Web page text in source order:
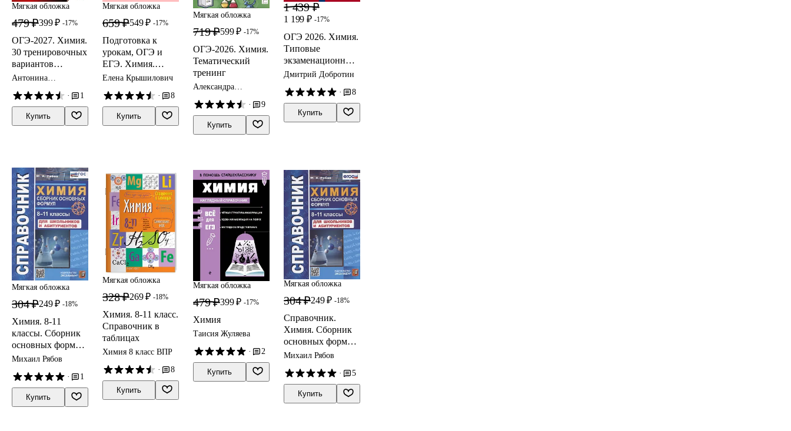
Мягкая обложка
479 ₽399 ₽ -17%
ОГЭ-2027. Химия.
30 тренировочных
вариантов
экзаменационных
подготовки к
основному
государственному
Антонина
Купцова
· 1
Купить
Мягкая обложка
659 ₽549 ₽ -17%
Подготовка к
урокам, ОГЭ и
ЕГЭ. Химия.
Наглядный
Елена Крышилович
·
8
Купить
Мягкая обложка
719 ₽599 ₽ -17%
ОГЭ-2026. Химия.
Тематический
тренинг
Александра
Доронькин,
Валентина
Февралева
· 9
Купить
1 439 ₽
1 199 ₽ -17%
ОГЭ 2026. Химия.
Типовые
экзаменационные
варианты. 30
Дмитрий Добротин
·
8
Купить
Мягкая обложка
304 ₽249 ₽ -18%
Химия. 8-11
классы. Сборник
основных формул.
Справочник. Для
абитуриентов.
ФГОС новый
Михаил Рябов
·
1
Купить
Мягкая обложка
328 ₽269 ₽ -18%
Химия. 8-11 класс.
Справочник в
таблицах
Химия 8 класс ВПР
·
8
Купить
Мягкая обложка
479 ₽399 ₽ -17%
Химия
Таисия Жуляева
·
2
Купить
Мягкая обложка
304 ₽249 ₽ -18%
Справочник.
Химия. Сборник
основных формул.
8-11 классы. Для
абитуриентов
Михаил Рябов
·
5
Купить